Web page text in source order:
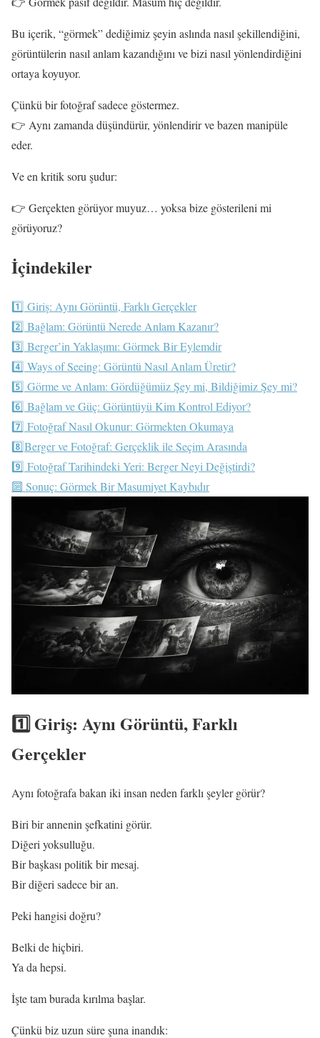
Bu içerik, “görmek” dediğimiz şeyin aslında nasıl şekillendiğini,
görüntülerin nasıl anlam kazandığını ve bizi nasıl yönlendirdiğini
ortaya koyuyor.
Çünkü bir fotoğraf sadece göstermez.
👉 Aynı zamanda düşündürür, yönlendirir ve bazen manipüle
eder.
Ve en kritik soru şudur:
👉 Gerçekten görüyor muyuz… yoksa bize gösterileni mi
görüyoruz?
İçindekiler
1️⃣ Giriş: Aynı Görüntü, Farklı Gerçekler
2️⃣ Bağlam: Görüntü Nerede Anlam Kazanır?
3️⃣ Berger’in Yaklaşımı: Görmek Bir Eylemdir
4️⃣ Ways of Seeing: Görüntü Nasıl Anlam Üretir?
5️⃣ Görme ve Anlam: Gördüğümüz Şey mi, Bildiğimiz Şey mi?
6️⃣ Bağlam ve Güç: Görüntüyü Kim Kontrol Ediyor?
7️⃣ Fotoğraf Nasıl Okunur: Görmekten Okumaya
8️⃣Berger ve Fotoğraf: Gerçeklik ile Seçim Arasında
9️⃣ Fotoğraf Tarihindeki Yeri: Berger Neyi Değiştirdi?
🔟 Sonuç: Görmek Bir Masumiyet Kaybıdır
1️⃣ Giriş: Aynı Görüntü, Farklı
Gerçekler
Aynı fotoğrafa bakan iki insan neden farklı şeyler görür?
Biri bir annenin şefkatini görür.
Diğeri yoksulluğu.
Bir başkası politik bir mesaj.
Bir diğeri sadece bir an.
Peki hangisi doğru?
Belki de hiçbiri.
Ya da hepsi.
İşte tam burada kırılma başlar.
Çünkü biz uzun süre şuna inandık: